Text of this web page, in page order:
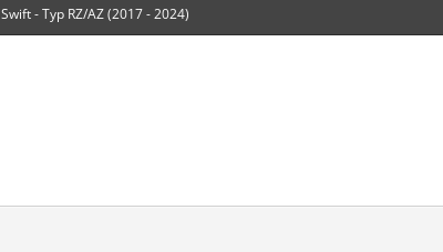
Swift - Typ RZ/AZ (2017 - 2024)